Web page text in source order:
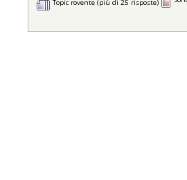
Topic rovente (più di 25 risposte)